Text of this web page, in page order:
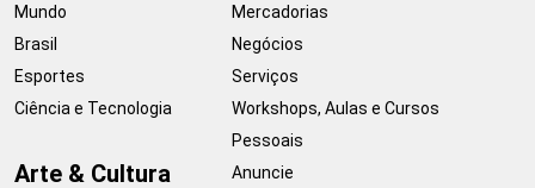
Mundo
Brasil
Esportes
Ciência e Tecnologia
Arte & Cultura
Mercadorias
Negócios
Serviços
Workshops, Aulas e Cursos
Pessoais
Anuncie